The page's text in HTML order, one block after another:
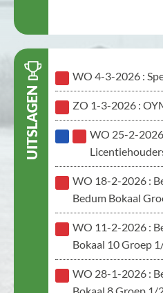
UITSLAGEN
WO 4-3-2026 :
ZO 1-3-2026 :
WO 25-2-
WO 18-2-2026 :
Bedum Bokaal
WO 11-2-2026 :
Bokaal 10 Groep
WO 28-1-2026 :